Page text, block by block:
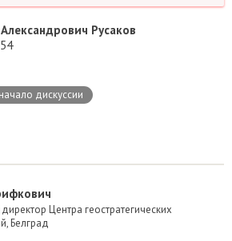
Русаков
дискуссии
Центра геостратегических
Белград